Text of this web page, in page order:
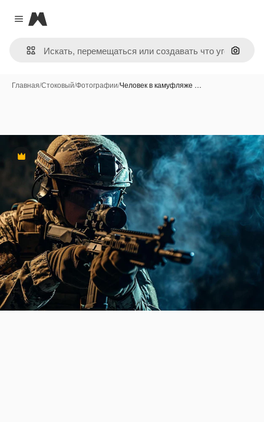
Close menu
Magnific
Поиск
Главная/Стоковый/Фотографии/Человек в камуфляже …
Премиум